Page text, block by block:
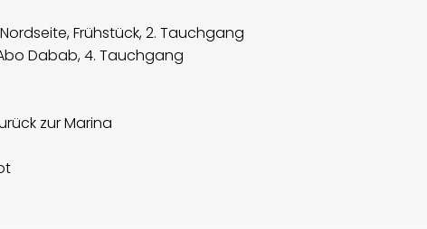
Frühstück, 2. Tauchgang
Dabab, 4. Tauchgang
zur Marina